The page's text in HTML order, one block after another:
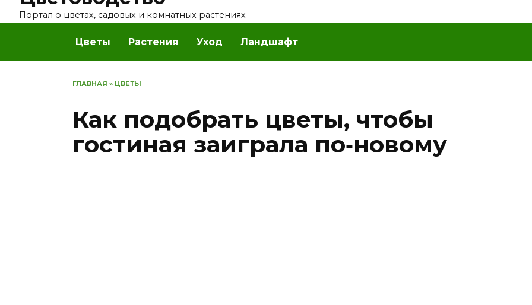
Перейти
к
Портал о цветах, садовых и комнатных растениях
Цветы Растения Уход Ландшафт
ГЛАВНАЯ » ЦВЕТЫ
Как подобрать цветы, чтобы
гостиная заиграла по‑новому